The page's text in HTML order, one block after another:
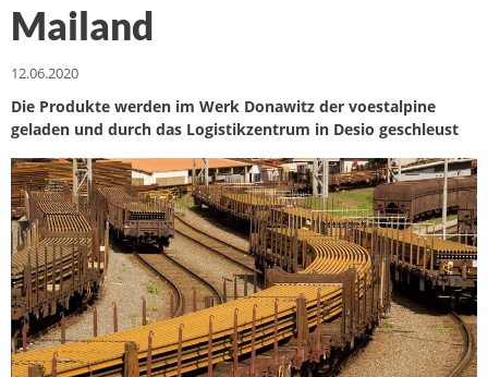
Mailand
12.06.2020
Die Produkte werden im Werk Donawitz der voestalpine
geladen und durch das Logistikzentrum in Desio geschleust